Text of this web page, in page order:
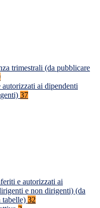
trimestrali (da pubblicare
ai dipendenti
37
e autorizzati ai
e non dirigenti) (da
tabelle) 32